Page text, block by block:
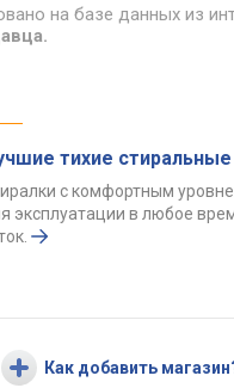
на базе данных из
тихие
с комфортным
эксплуатации в любое
Как добавить